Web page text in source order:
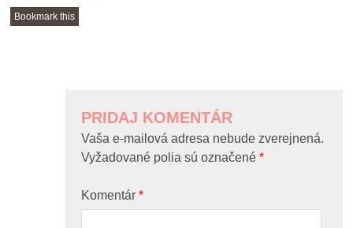
Bookmark this
PRIDAJ KOMENTÁR
Vaša e-mailová adresa nebude zverejnená.
Vyžadované polia sú označené*
Komentár*